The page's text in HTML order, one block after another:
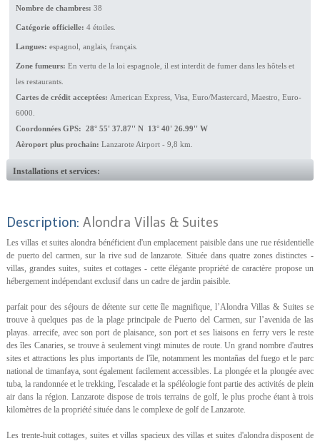
Nombre de chambres: 38
Catégorie officielle: 4 étoiles.
Langues: espagnol, anglais, français.
Zone fumeurs: En vertu de la loi espagnole, il est interdit de fumer dans les hôtels et
les restaurants.
Cartes de crédit acceptées: American Express, Visa, Euro/Mastercard, Maestro, Euro-
6000.
Coordonnées GPS: 28° 55' 37.87'' N 13° 40' 26.99'' W
Aèroport plus prochain: Lanzarote Airport - 9,8 km.
Installations et services:
Description: Alondra Villas & Suites
Les villas et suites alondra bénéficient d'un emplacement paisible dans une rue résidentielle
de puerto del carmen, sur la rive sud de lanzarote. Située dans quatre zones distinctes -
villas, grandes suites, suites et cottages - cette élégante propriété de caractère propose un
hébergement indépendant exclusif dans un cadre de jardin paisible.
parfait pour des séjours de détente sur cette île magnifique, l’Alondra Villas & Suites se
trouve à quelques pas de la plage principale de Puerto del Carmen, sur l’avenida de las
playas. arrecife, avec son port de plaisance, son port et ses liaisons en ferry vers le reste
des îles Canaries, se trouve à seulement vingt minutes de route. Un grand nombre d'autres
sites et attractions les plus importants de l'île, notamment les montañas del fuego et le parc
national de timanfaya, sont également facilement accessibles. La plongée et la plongée avec
tuba, la randonnée et le trekking, l'escalade et la spéléologie font partie des activités de plein
air dans la région. Lanzarote dispose de trois terrains de golf, le plus proche étant à trois
kilomètres de la propriété située dans le complexe de golf de Lanzarote.
Les trente-huit cottages, suites et villas spacieux des villas et suites d'alondra disposent de